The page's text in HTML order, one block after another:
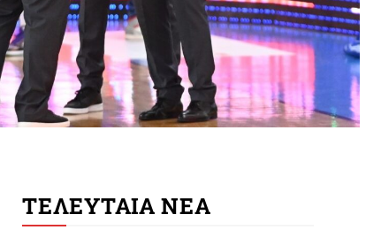
ΤΕΛΕΥΤΑΙΑ ΝΕΑ